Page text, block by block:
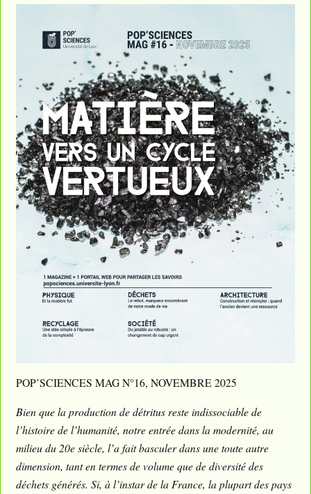
POP’SCIENCES MAG N°16, NOVEMBRE 2025
Bien que la production de détritus reste indissociable de
l’histoire de l’humanité, notre entrée dans la modernité, au
milieu du 20e siècle, l’a fait basculer dans une toute autre
dimension, tant en termes de volume que de diversité des
déchets générés. Si, à l’instar de la France, la plupart des pays